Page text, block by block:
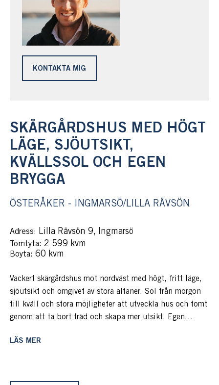
SKÄRGÅRDSHUS MED HÖGT
LÄGE, SJÖUTSIKT,
KVÄLLSSOL OCH EGEN
BRYGGA
ÖSTERÅKER - INGMARSÖ/LILLA RÄVSÖN
Adress: Lilla Rävsön 9, Ingmarsö
Tomtyta: 2 599 kvm
Boyta: 60 kvm
Vackert skärgårdshus mot nordväst med högt, fritt läge,
sjöutsikt och omgivet av stora altaner. Sol från morgon
till kväll och stora möjligheter att utveckla hus och tomt
genom att ta bort träd och skapa mer utsikt. Egen
På ön tillämpas att respektive fastighet svara för marken
kontakta gärna ansvarig mäklare. Detta genom att med
LÄS MER
KONTAKTA MIG